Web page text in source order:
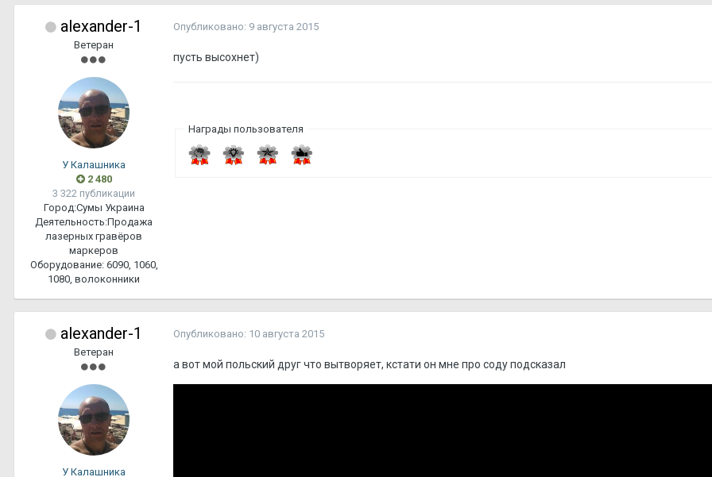
alexander-1
Ветеран
У Калашника
2 480
3 322 публикации
Город:Сумы Украина
Деятельность:Продажа
лазерных гравёров
маркеров
Оборудование:6090, 1060,
1080, волоконники
Опубликовано: 9 августа 2015
пусть высохнет)
Награды пользователя
alexander-1
Ветеран
У Калашника
Опубликовано: 10 августа 2015
а вот мой польский друг что вытворяет, кстати он мне про соду подсказал